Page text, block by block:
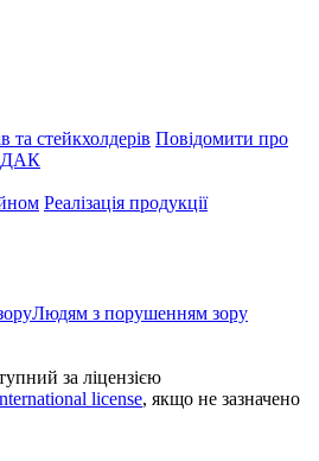
та стейкхолдерів Повідомити про
ДАК
Реалізація продукції
Людям з порушенням зору
за ліцензією
license, якщо не зазначено